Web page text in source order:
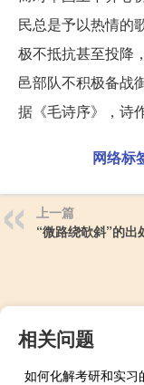
民总是予以热情的
极不抵抗甚至投降
邑部队不积极备战
据《毛诗序》，诗
网络标
上一篇
“微路绕欹斜”的出
相关问题
如何化解考研和实习